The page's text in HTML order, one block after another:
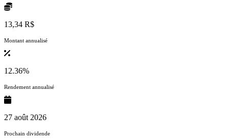
13,34 R$
Montant annualisé
12.36%
Rendement annualisé
27 août 2026
Prochain dividende